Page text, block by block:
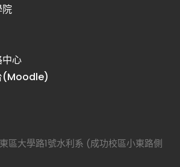
院
心
(Moodle)
區大學路1號水利系 (成功校區小東路側